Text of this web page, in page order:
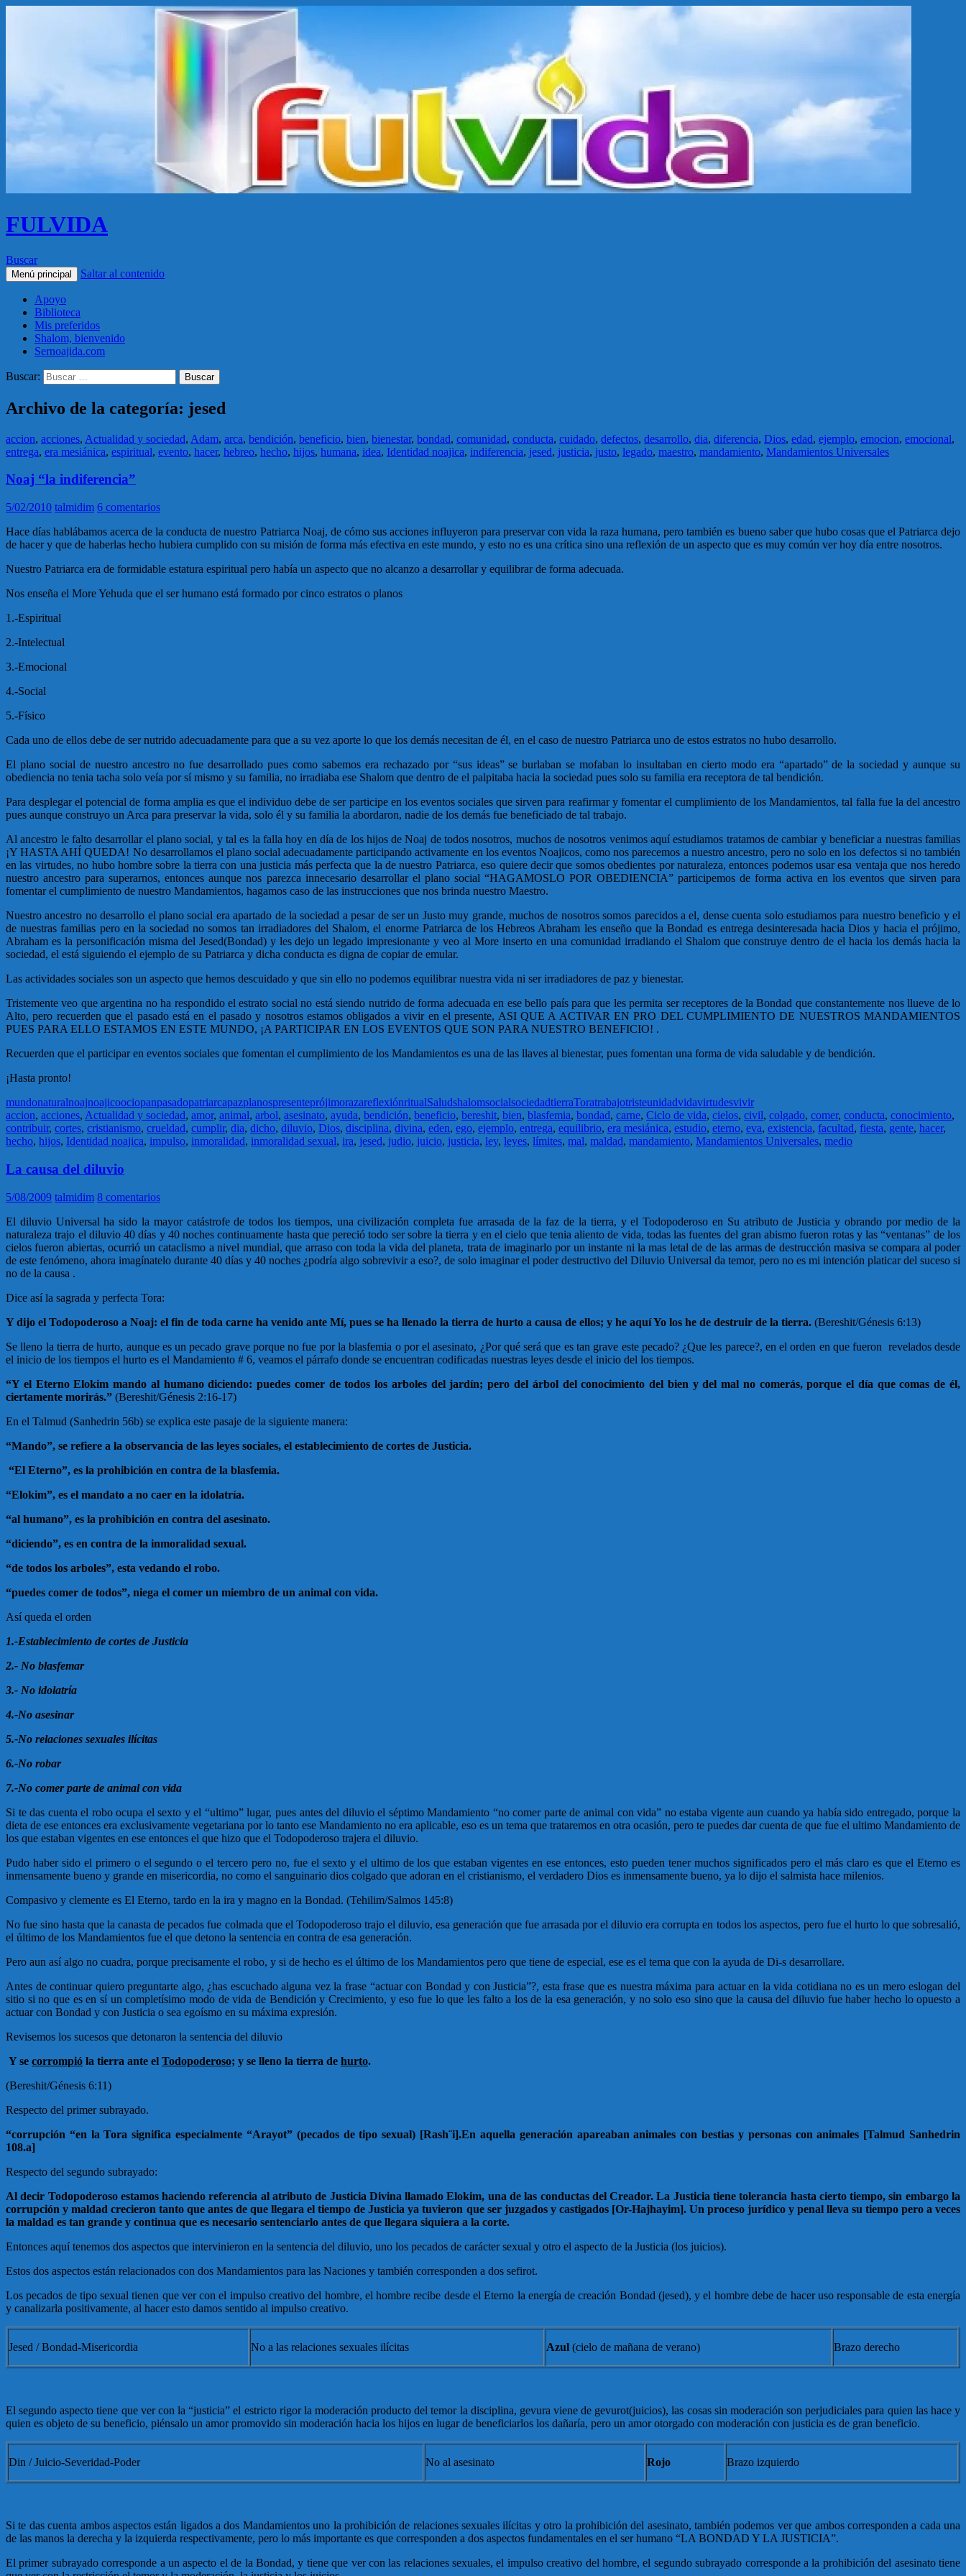
FULVIDA
Buscar
Menú principal Saltar al contenido
Apoyo
Biblioteca
Mis preferidos
Shalom, bienvenido
Sernoajida.com
Buscar:
Archivo de la categoría: jesed
accion, acciones, Actualidad y sociedad, Adam, arca, bendición, beneficio, bien, bienestar, bondad, comunidad, conducta, cuidado, defectos, desarrollo, dia, diferencia, Dios, edad, ejemplo, emocion, emocional,
entrega, era mesiánica, espiritual, evento, hacer, hebreo, hecho, hijos, humana, idea, Identidad noajica, indiferencia, jesed, justicia, justo, legado, maestro, mandamiento, Mandamientos Universales
Noaj “la indiferencia”
5/02/2010 talmidim 6 comentarios
Hace días hablábamos acerca de la conducta de nuestro Patriarca Noaj, de cómo sus acciones influyeron para preservar con vida la raza humana, pero también es bueno saber que hubo cosas que el Patriarca dejo
de hacer y que de haberlas hecho hubiera cumplido con su misión de forma más efectiva en este mundo, y esto no es una crítica sino una reflexión de un aspecto que es muy común ver hoy día entre nosotros.
Nuestro Patriarca era de formidable estatura espiritual pero había un aspecto que no alcanzo a desarrollar y equilibrar de forma adecuada.
Nos enseña el More Yehuda que el ser humano está formado por cinco estratos o planos
1.-Espiritual
2.-Intelectual
3.-Emocional
4.-Social
5.-Físico
Cada uno de ellos debe de ser nutrido adecuadamente para que a su vez aporte lo que los demás necesitan de él, en el caso de nuestro Patriarca uno de estos estratos no hubo desarrollo.
El plano social de nuestro ancestro no fue desarrollado pues como sabemos era rechazado por “sus ideas” se burlaban se mofaban lo insultaban en cierto modo era “apartado” de la sociedad y aunque su
obediencia no tenia tacha solo veía por sí mismo y su familia, no irradiaba ese Shalom que dentro de el palpitaba hacia la sociedad pues solo su familia era receptora de tal bendición.
Para desplegar el potencial de forma amplia es que el individuo debe de ser participe en los eventos sociales que sirven para reafirmar y fomentar el cumplimiento de los Mandamientos, tal falla fue la del ancestro
pues aunque construyo un Arca para preservar la vida, solo él y su familia la abordaron, nadie de los demás fue beneficiado de tal trabajo.
Al ancestro le falto desarrollar el plano social, y tal es la falla hoy en día de los hijos de Noaj de todos nosotros, muchos de nosotros venimos aquí estudiamos tratamos de cambiar y beneficiar a nuestras familias
¡Y HASTA AHÍ QUEDA! No desarrollamos el plano social adecuadamente participando activamente en los eventos Noajicos, como nos parecemos a nuestro ancestro, pero no solo en los defectos si no también
en las virtudes, no hubo hombre sobre la tierra con una justicia más perfecta que la de nuestro Patriarca, eso quiere decir que somos obedientes por naturaleza, entonces podemos usar esa ventaja que nos heredo
nuestro ancestro para superarnos, entonces aunque nos parezca innecesario desarrollar el plano social “HAGAMOSLO POR OBEDIENCIA” participemos de forma activa en los eventos que sirven para
fomentar el cumplimiento de nuestro Mandamientos, hagamos caso de las instrucciones que nos brinda nuestro Maestro.
Nuestro ancestro no desarrollo el plano social era apartado de la sociedad a pesar de ser un Justo muy grande, muchos de nosotros somos parecidos a el, dense cuenta solo estudiamos para nuestro beneficio y el
de nuestras familias pero en la sociedad no somos tan irradiadores del Shalom, el enorme Patriarca de los Hebreos Abraham les enseño que la Bondad es entrega desinteresada hacia Dios y hacia el prójimo,
Abraham es la personificación misma del Jesed(Bondad) y les dejo un legado impresionante y veo al More inserto en una comunidad irradiando el Shalom que construye dentro de el hacia los demás hacia la
sociedad, el está siguiendo el ejemplo de su Patriarca y dicha conducta es digna de copiar de emular.
Las actividades sociales son un aspecto que hemos descuidado y que sin ello no podemos equilibrar nuestra vida ni ser irradiadores de paz y bienestar.
Tristemente veo que argentina no ha respondido el estrato social no está siendo nutrido de forma adecuada en ese bello país para que les permita ser receptores de la Bondad que constantemente nos llueve de lo
Alto, pero recuerden que el pasado está en el pasado y nosotros estamos obligados a vivir en el presente, ASI QUE A ACTIVAR EN PRO DEL CUMPLIMIENTO DE NUESTROS MANDAMIENTOS
PUES PARA ELLO ESTAMOS EN ESTE MUNDO, ¡A PARTICIPAR EN LOS EVENTOS QUE SON PARA NUESTRO BENEFICIO! .
Recuerden que el participar en eventos sociales que fomentan el cumplimiento de los Mandamientos es una de las llaves al bienestar, pues fomentan una forma de vida saludable y de bendición.
¡Hasta pronto!
mundonaturalnoajnoajicoociopanpasadopatriarcapazplanospresenteprójimorazareflexiónritualSaludshalomsocialsociedadtierraToratrabajotristeunidadvidavirtudesvivir
accion, acciones, Actualidad y sociedad, amor, animal, arbol, asesinato, ayuda, bendición, beneficio, bereshit, bien, blasfemia, bondad, carne, Ciclo de vida, cielos, civil, colgado, comer, conducta, conocimiento,
contribuir, cortes, cristianismo, crueldad, cumplir, dia, dicho, diluvio, Dios, disciplina, divina, eden, ego, ejemplo, entrega, equilibrio, era mesiánica, estudio, eterno, eva, existencia, facultad, fiesta, gente, hacer,
hecho, hijos, Identidad noajica, impulso, inmoralidad, inmoralidad sexual, ira, jesed, judio, juicio, justicia, ley, leyes, límites, mal, maldad, mandamiento, Mandamientos Universales, medio
La causa del diluvio
5/08/2009 talmidim 8 comentarios
El diluvio Universal ha sido la mayor catástrofe de todos los tiempos, una civilización completa fue arrasada de la faz de la tierra, y el Todopoderoso en Su atributo de Justicia y obrando por medio de la
naturaleza trajo el diluvio 40 días y 40 noches continuamente hasta que pereció todo ser sobre la tierra y en el cielo que tenia aliento de vida, todas las fuentes del gran abismo fueron rotas y las “ventanas” de los
cielos fueron abiertas, ocurrió un cataclismo a nivel mundial, que arraso con toda la vida del planeta, trata de imaginarlo por un instante ni la mas letal de de las armas de destrucción masiva se compara al poder
de este fenómeno, ahora imagínatelo durante 40 días y 40 noches ¿podría algo sobrevivir a eso?, de solo imaginar el poder destructivo del Diluvio Universal da temor, pero no es mi intención platicar del suceso si
no de la causa .
Dice así la sagrada y perfecta Tora:
Y dijo el Todopoderoso a Noaj: el fin de toda carne ha venido ante Mí, pues se ha llenado la tierra de hurto a causa de ellos; y he aquí Yo los he de destruir de la tierra. (Bereshit/Génesis 6:13)
Se lleno la tierra de hurto, aunque es un pecado grave porque no fue por la blasfemia o por el asesinato, ¿Por qué será que es tan grave este pecado? ¿Que les parece?, en el orden en que fueron revelados desde
el inicio de los tiempos el hurto es el Mandamiento # 6, veamos el párrafo donde se encuentran codificadas nuestras leyes desde el inicio del los tiempos.
“Y el Eterno Elokim mando al humano diciendo: puedes comer de todos los arboles del jardín; pero del árbol del conocimiento del bien y del mal no comerás, porque el día que comas de él,
ciertamente morirás.” (Bereshit/Génesis 2:16-17)
En el Talmud (Sanhedrin 56b) se explica este pasaje de la siguiente manera:
“Mando”, se refiere a la observancia de las leyes sociales, el establecimiento de cortes de Justicia.
“El Eterno”, es la prohibición en contra de la blasfemia.
“Elokim”, es el mandato a no caer en la idolatría.
“al humano”, es la prohibición en contra del asesinato.
“diciendo”, es en contra de la inmoralidad sexual.
“de todos los arboles”, esta vedando el robo.
“puedes comer de todos”, niega el comer un miembro de un animal con vida.
Así queda el orden
1.-Establecimiento de cortes de Justicia
2.- No blasfemar
3.- No idolatría
4.-No asesinar
5.-No relaciones sexuales ilícitas
6.-No robar
7.-No comer parte de animal con vida
Si te das cuenta el robo ocupa el sexto y el “ultimo” lugar, pues antes del diluvio el séptimo Mandamiento “no comer parte de animal con vida” no estaba vigente aun cuando ya había sido entregado, porque la
dieta de ese entonces era exclusivamente vegetariana por lo tanto ese Mandamiento no era aplicable, eso es un tema que trataremos en otra ocasión, pero te puedes dar cuenta de que fue el ultimo Mandamiento de
los que estaban vigentes en ese entonces el que hizo que el Todopoderoso trajera el diluvio.
Pudo haber sido el primero o el segundo o el tercero pero no, fue el sexto y el ultimo de los que estaban vigentes en ese entonces, esto pueden tener muchos significados pero el más claro es que el Eterno es
inmensamente bueno y grande en misericordia, no como el sanguinario dios colgado que adoran en el cristianismo, el verdadero Dios es inmensamente bueno, ya lo dijo el salmista hace milenios.
Compasivo y clemente es El Eterno, tardo en la ira y magno en la Bondad. (Tehilim/Salmos 145:8)
No fue sino hasta que la canasta de pecados fue colmada que el Todopoderoso trajo el diluvio, esa generación que fue arrasada por el diluvio era corrupta en todos los aspectos, pero fue el hurto lo que sobresalió,
el último de los Mandamientos fue el que detono la sentencia en contra de esa generación.
Pero aun así algo no cuadra, porque precisamente el robo, y si de hecho es el último de los Mandamientos pero que tiene de especial, ese es el tema que con la ayuda de Di-s desarrollare.
Antes de continuar quiero preguntarte algo, ¿has escuchado alguna vez la frase “actuar con Bondad y con Justicia”?, esta frase que es nuestra máxima para actuar en la vida cotidiana no es un mero eslogan del
sitio si no que es en sí un completísimo modo de vida de Bendición y Crecimiento, y eso fue lo que les falto a los de la esa generación, y no solo eso sino que la causa del diluvio fue haber hecho lo opuesto a
actuar con Bondad y con Justicia o sea egoísmo en su máxima expresión.
Revisemos los sucesos que detonaron la sentencia del diluvio
Y se corrompió la tierra ante el Todopoderoso; y se lleno la tierra de hurto.
(Bereshit/Génesis 6:11)
Respecto del primer subrayado.
“corrupción “en la Tora significa especialmente “Arayot” (pecados de tipo sexual) [Rash¨i].En aquella generación apareaban animales con bestias y personas con animales [Talmud Sanhedrin
108.a]
Respecto del segundo subrayado:
Al decir Todopoderoso estamos haciendo referencia al atributo de Justicia Divina llamado Elokim, una de las conductas del Creador. La Justicia tiene tolerancia hasta cierto tiempo, sin embargo la
corrupción y maldad crecieron tanto que antes de que llegara el tiempo de Justicia ya tuvieron que ser juzgados y castigados [Or-Hajhayim]. Un proceso jurídico y penal lleva su tiempo pero a veces
la maldad es tan grande y continua que es necesario sentenciarlo antes de que llegara siquiera a la corte.
Entonces aquí tenemos dos aspectos que intervinieron en la sentencia del diluvio, uno los pecados de carácter sexual y otro el aspecto de la Justicia (los juicios).
Estos dos aspectos están relacionados con dos Mandamientos para las Naciones y también corresponden a dos sefirot.
Los pecados de tipo sexual tienen que ver con el impulso creativo del hombre, el hombre recibe desde el Eterno la energía de creación Bondad (jesed), y el hombre debe de hacer uso responsable de esta energía
y canalizarla positivamente, al hacer esto damos sentido al impulso creativo.
Jesed / Bondad-Misericordia No a las relaciones sexuales ilícitas Azul (cielo de mañana de verano) Brazo derecho
El segundo aspecto tiene que ver con la “justicia” el estricto rigor la moderación producto del temor la disciplina, gevura viene de gevurot(juicios), las cosas sin moderación son perjudiciales para quien las hace y
quien es objeto de su beneficio, piénsalo un amor promovido sin moderación hacia los hijos en lugar de beneficiarlos los dañaría, pero un amor otorgado con moderación con justicia es de gran beneficio.
Din / Juicio-Severidad-Poder No al asesinato Rojo Brazo izquierdo
Si te das cuenta ambos aspectos están ligados a dos Mandamientos uno la prohibición de relaciones sexuales ilícitas y otro la prohibición del asesinato, también podemos ver que ambos corresponden a cada una
de las manos la derecha y la izquierda respectivamente, pero lo más importante es que corresponden a dos aspectos fundamentales en el ser humano “LA BONDAD Y LA JUSTICIA”.
El primer subrayado corresponde a un aspecto el de la Bondad, y tiene que ver con las relaciones sexuales, el impulso creativo del hombre, el segundo subrayado corresponde a la prohibición del asesinato tiene